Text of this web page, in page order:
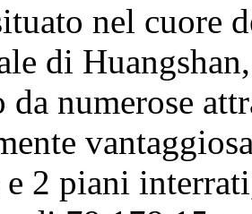
nel cuore
di
da numerose
2 piani